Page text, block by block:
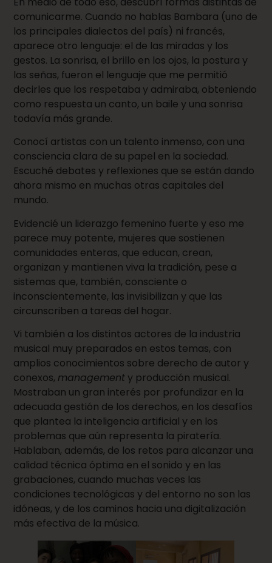
comunicarme. Cuando no hablas Bambara (uno de
los principales dialectos del país) ni francés,
aparece otro lenguaje: el de las miradas y los
gestos. La sonrisa, el brillo en los ojos, la postura y
las señas, fueron el lenguaje que me permitió
decirles que los respetaba y admiraba, obteniendo
como respuesta un canto, un baile y una sonrisa
todavía más grande.
Conocí artistas con un talento inmenso, con una
consciencia clara de su papel en la sociedad.
Escuché debates y reflexiones que se están dando
ahora mismo en muchas otras capitales del
mundo.
Evidencié un liderazgo femenino fuerte y eso me
parece muy potente, mujeres que sostienen
comunidades enteras, que educan, crean,
organizan y mantienen viva la tradición, pese a
sistemas que, también, consciente o
inconscientemente, las invisibilizan y que las
circunscriben a tareas del hogar.
Vi también a los distintos actores de la industria
musical muy preparados en estos temas, con
amplios conocimientos sobre derecho de autor y
conexos, managementy producción musical.
Mostraban un gran interés por profundizar en la
adecuada gestión de los derechos, en los desafíos
que plantea la inteligencia artificial y en los
problemas que aún representa la piratería.
Hablaban, además, de los retos para alcanzar una
calidad técnica óptima en el sonido y en las
grabaciones, cuando muchas veces las
condiciones tecnológicas y del entorno no son las
idóneas, y de los caminos hacia una digitalización
más efectiva de la música.